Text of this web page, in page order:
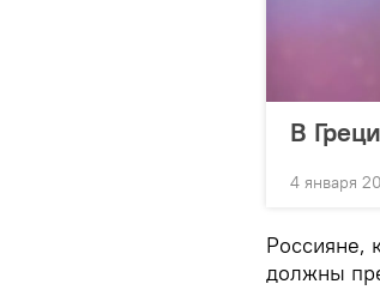
В
4 января
Россияне,
должны